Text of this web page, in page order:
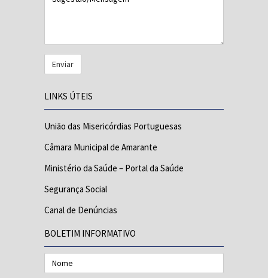
LINKS ÚTEIS
União das Misericórdias Portuguesas
Câmara Municipal de Amarante
Ministério da Saúde – Portal da Saúde
Segurança Social
Canal de Denúncias
BOLETIM INFORMATIVO
Nome